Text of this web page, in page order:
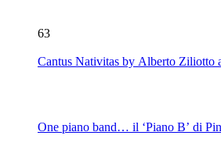
63
Cantus Nativitas by
One piano band… il ‘Piano B’ di